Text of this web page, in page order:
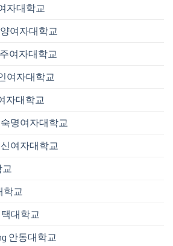
자대학교
여자대학교
여자대학교
여자대학교
자대학교
숙명여자대학교
신여자대학교
학교
대학교
안동대학교